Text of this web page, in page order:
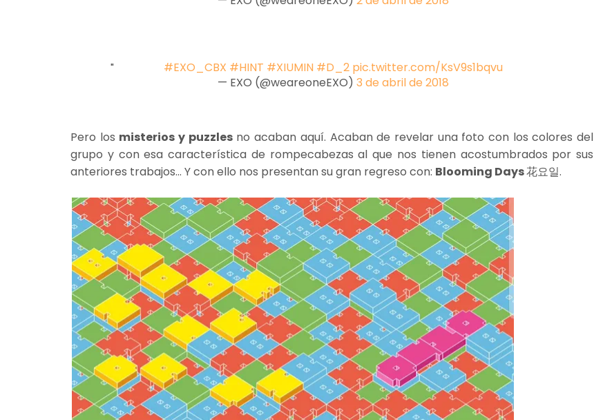
#EXO_CBX #HINT #XIUMIN #D_2 pic.twitter.com/KsV9s1bqvu
— EXO (@weareoneEXO)3 de abril de 2018
Pero los misterios y puzzlesno acaban aquí. Acaban de revelar una foto con los colores del
grupo y con esa característica de rompecabezas al que nos tienen acostumbrados por sus
anteriores trabajos... Y con ello nos presentan su gran regreso con: Blooming Days花요일.